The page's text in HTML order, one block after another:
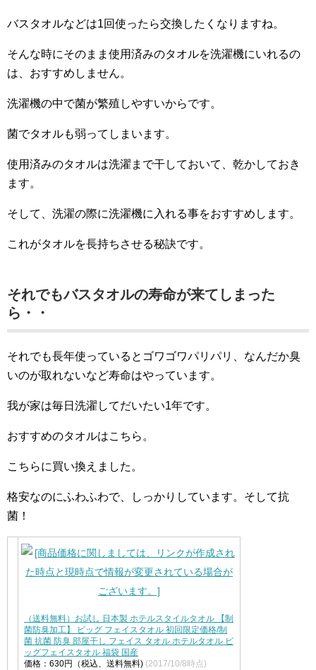
バスタオルなどは1回使ったら交換したくなりますね。
そんな時にそのまま使用済みのタオルを洗濯機にいれるの
は、おすすめしません。
洗濯機の中で菌が繁殖しやすいからです。
菌でタオルも弱ってしまいます。
使用済みのタオルは洗濯まで干しておいて、乾かしておき
ます。
そして、洗濯の際に洗濯機に入れる事をおすすめします。
これがタオルを長持ちさせる秘訣です。
それでもバスタオルの寿命が来てしまった
ら・・
それでも長年使っているとゴワゴワパリパリ、なんだか臭
いのが取れないなど寿命はやっています。
我が家は毎日洗濯してだいたい1年です。
おすすめのタオルはこちら。
こちらに買い換えました。
格安なのにふわふわで、しっかりしています。そして抗
菌！
（送料無料）お試し 日本製 ホテルスタイルタオル 【制
菌防臭加工】 ビッグ フェイスタオル 初回限定価格/制
菌 抗菌 防臭 部屋干し フェイス タオル ホテルタオル ビ
ッグフェイスタオル 福袋 国産
価格：630円（税込、送料無料) (2017/10/8時点)